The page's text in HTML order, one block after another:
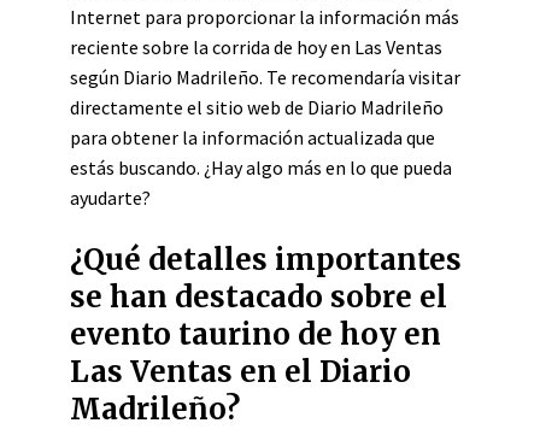
Internet para proporcionar la información más
reciente sobre la corrida de hoy en Las Ventas
según Diario Madrileño. Te recomendaría visitar
directamente el sitio web de Diario Madrileño
para obtener la información actualizada que
estás buscando. ¿Hay algo más en lo que pueda
ayudarte?
¿Qué detalles importantes
se han destacado sobre el
evento taurino de hoy en
Las Ventas en el Diario
Madrileño?